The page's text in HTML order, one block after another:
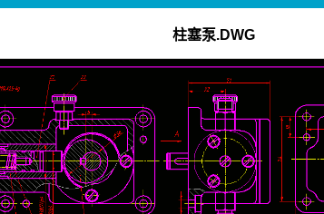
柱塞泵.DWG